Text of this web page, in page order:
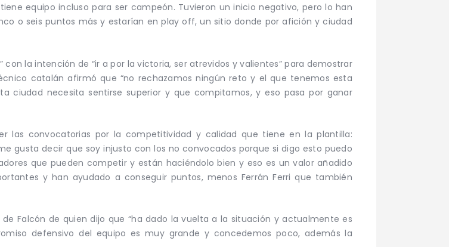
equipo incluso para ser campeón. Tuvieron un inicio negativo, pero lo han
o seis puntos más y estarían en play off, un sitio donde por afición y ciudad
la intención de “ir a por la victoria, ser atrevidos y valientes” para demostrar
catalán afirmó que “no rechazamos ningún reto y el que tenemos esta
ciudad necesita sentirse superior y que compitamos, y eso pasa por ganar
las convocatorias por la competitividad y calidad que tiene en la plantilla:
gusta decir que soy injusto con los no convocados porque si digo esto puedo
que pueden competir y están haciéndolo bien y eso es un valor añadido
y han ayudado a conseguir puntos, menos Ferrán Ferri que también
Falcón de quien dijo que “ha dado la vuelta a la situación y actualmente es
defensivo del equipo es muy grande y concedemos poco, además la